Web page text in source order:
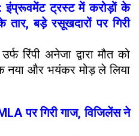
इंप्रूवमेंट ट्रस्ट में करोड़ों के
बड़े रसूखदारों पर गिरी
रिंपी अनेजा द्वारा मौत को
और भयंकर मोड़ ले लिया
पर गिरी गाज, विजिलेंस ने